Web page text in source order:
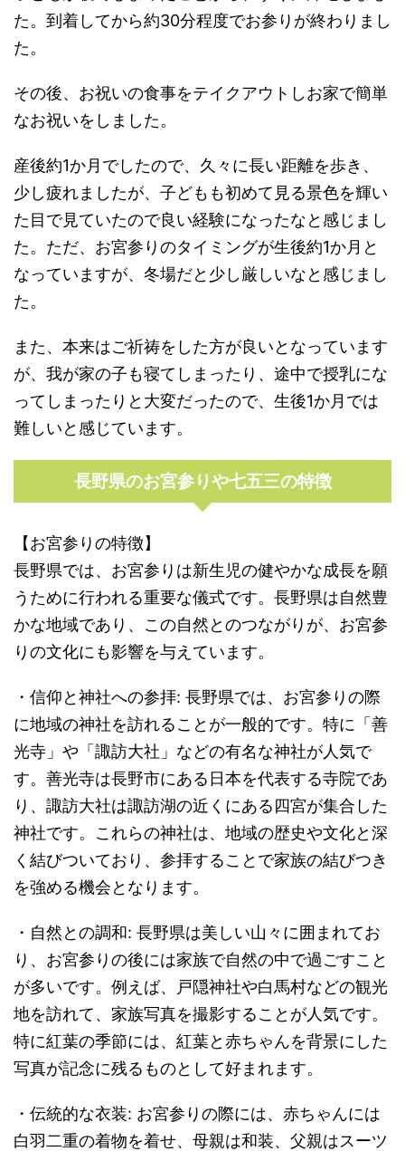
た。到着してから約30分程度でお参りが終わりまし
た。
その後、お祝いの食事をテイクアウトしお家で簡単
なお祝いをしました。
産後約1か月でしたので、久々に長い距離を歩き、
少し疲れましたが、子どもも初めて見る景色を輝い
た目で見ていたので良い経験になったなと感じまし
た。ただ、お宮参りのタイミングが生後約1か月と
なっていますが、冬場だと少し厳しいなと感じまし
た。
また、本来はご祈祷をした方が良いとなっています
が、我が家の子も寝てしまったり、途中で授乳にな
ってしまったりと大変だったので、生後1か月では
難しいと感じています。
長野県のお宮参りや七五三の特徴
【お宮参りの特徴】
長野県では、お宮参りは新生児の健やかな成長を願
うために行われる重要な儀式です。長野県は自然豊
かな地域であり、この自然とのつながりが、お宮参
りの文化にも影響を与えています。
・信仰と神社への参拝: 長野県では、お宮参りの際
に地域の神社を訪れることが一般的です。特に「善
光寺」や「諏訪大社」などの有名な神社が人気で
す。善光寺は長野市にある日本を代表する寺院であ
り、諏訪大社は諏訪湖の近くにある四宮が集合した
神社です。これらの神社は、地域の歴史や文化と深
く結びついており、参拝することで家族の結びつき
を強める機会となります。
・自然との調和: 長野県は美しい山々に囲まれてお
り、お宮参りの後には家族で自然の中で過ごすこと
が多いです。例えば、戸隠神社や白馬村などの観光
地を訪れて、家族写真を撮影することが人気です。
特に紅葉の季節には、紅葉と赤ちゃんを背景にした
写真が記念に残るものとして好まれます。
・伝統的な衣装: お宮参りの際には、赤ちゃんには
白羽二重の着物を着せ、母親は和装、父親はスーツ